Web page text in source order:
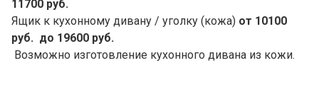
11700 руб.
Ящик к кухонному дивану / уголку (кожа) от 10100
руб. до 19600 руб.
Возможно изготовление кухонного дивана из кожи.